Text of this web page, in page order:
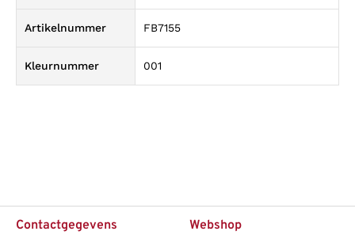
Artikelnummer FB7155
Kleurnummer 001
Contactgegevens Webshop